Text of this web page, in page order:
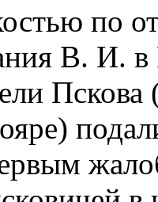
по
В. И.
Пскова